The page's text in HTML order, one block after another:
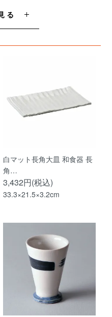
る
白マット長角大皿 和食器 長
角…
3,432円(税込)
33.3×21.5×3.2cm